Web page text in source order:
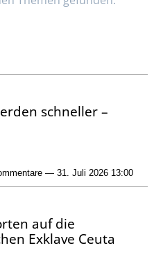
schneller –
— 31. Juli 2026 13:00
auf die
Exklave Ceuta